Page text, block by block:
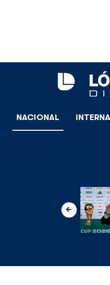
NACIONAL